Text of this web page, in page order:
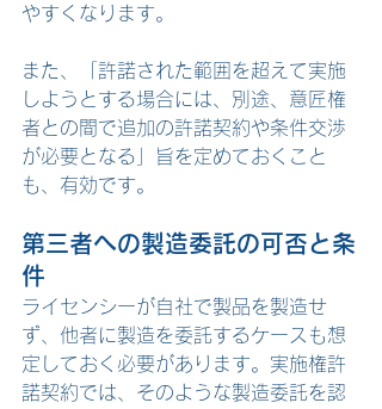
やすくなります。
また、「許諾された範囲を超えて実施
しようとする場合には、別途、意匠権
者との間で追加の許諾契約や条件交渉
が必要となる」旨を定めておくこと
も、有効です。
第三者への製造委託の可否と条
件
ライセンシーが自社で製品を製造せ
ず、他者に製造を委託するケースも想
定しておく必要があります。実施権許
諾契約では、そのような製造委託を認